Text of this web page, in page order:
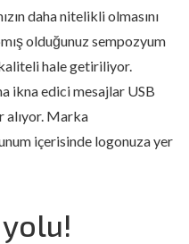
daha nitelikli olmasını
olduğunuz sempozyum
kaliteli hale getiriliyor.
ikna edici mesajlar USB
alıyor. Marka
içerisinde logonuza yer